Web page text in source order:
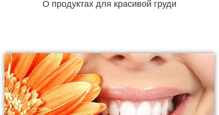
О продуктах для красивой груди